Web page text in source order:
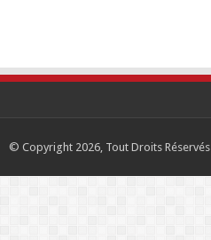
© Copyright 2026, Tout Droits Réservés